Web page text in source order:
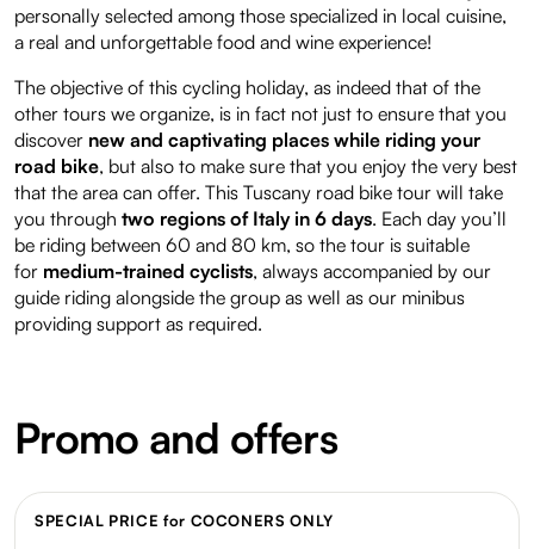
personally selected among those specialized in local cuisine,
a real and unforgettable food and wine experience!
The objective of this cycling holiday, as indeed that of the
other tours we organize, is in fact not just to ensure that you
discover new and captivating places while riding your
road bike, but also to make sure that you enjoy the very best
that the area can offer. This Tuscany road bike tour will take
you through two regions of Italy in 6 days. Each day you’ll
be riding between 60 and 80 km, so the tour is suitable
for medium-trained cyclists, always accompanied by our
guide riding alongside the group as well as our minibus
providing support as required.
Promo and offers
SPECIAL PRICE for COCONERS ONLY